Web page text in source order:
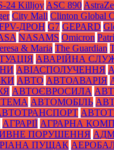
24 Killjoy ASC 890
City Mall Clinton Global
ДРОН G7 GEPARD
NASAMS Omicron
& Maria The Guardian
АВАРІЙНА
АВІАСПОЛУЧЕННЯ
АВТО АВТОАВАРІЯ
АВТОЄВРОСИЛА
АВТОМОБІЛЬ
АГРАРІЇ АГРАРНА
ПОРУШЕННЯ
ПУЩАК